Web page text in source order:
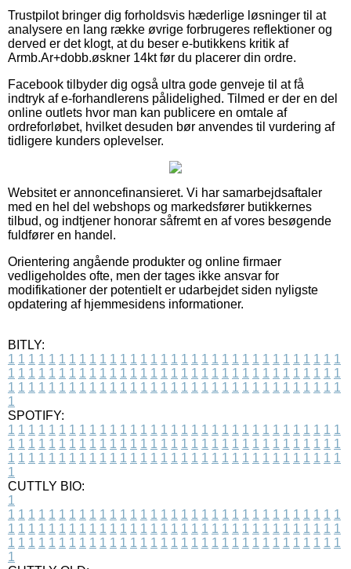
Trustpilot bringer dig forholdsvis hæderlige løsninger til at
analysere en lang række øvrige forbrugeres reflektioner og
derved er det klogt, at du beser e-butikkens kritik af
Armb.Ar+dobb.øskner 14kt før du placerer din ordre.
Facebook tilbyder dig også ultra gode genveje til at få
indtryk af e-forhandlerens pålidelighed. Tilmed er der en del
online outlets hvor man kan publicere en omtale af
ordreforløbet, hvilket desuden bør anvendes til vurdering af
tidligere kunders oplevelser.
Websitet er annoncefinansieret. Vi har samarbejdsaftaler
med en hel del webshops og markedsfører butikkernes
tilbud, og indtjener honorar såfremt en af vores besøgende
fuldfører en handel.
Orientering angående produkter og online firmaer
vedligeholdes ofte, men der tages ikke ansvar for
modifikationer der potentielt er udarbejdet siden nyligste
opdatering af hjemmesidens informationer.
BITLY:
1 1 1 1 1 1 1 1 1 1 1 1 1 1 1 1 1 1 1 1 1 1 1 1 1 1 1 1 1 1 1 1 1
1 1 1 1 1 1 1 1 1 1 1 1 1 1 1 1 1 1 1 1 1 1 1 1 1 1 1 1 1 1 1 1 1
1 1 1 1 1 1 1 1 1 1 1 1 1 1 1 1 1 1 1 1 1 1 1 1 1 1 1 1 1 1 1 1 1
1
SPOTIFY:
1 1 1 1 1 1 1 1 1 1 1 1 1 1 1 1 1 1 1 1 1 1 1 1 1 1 1 1 1 1 1 1 1
1 1 1 1 1 1 1 1 1 1 1 1 1 1 1 1 1 1 1 1 1 1 1 1 1 1 1 1 1 1 1 1 1
1 1 1 1 1 1 1 1 1 1 1 1 1 1 1 1 1 1 1 1 1 1 1 1 1 1 1 1 1 1 1 1 1
1
CUTTLY BIO:
1
1 1 1 1 1 1 1 1 1 1 1 1 1 1 1 1 1 1 1 1 1 1 1 1 1 1 1 1 1 1 1 1 1
1 1 1 1 1 1 1 1 1 1 1 1 1 1 1 1 1 1 1 1 1 1 1 1 1 1 1 1 1 1 1 1 1
1 1 1 1 1 1 1 1 1 1 1 1 1 1 1 1 1 1 1 1 1 1 1 1 1 1 1 1 1 1 1 1 1
1